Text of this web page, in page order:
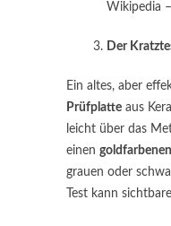
Wikipedia
Der
Ein altes, aber
Prüfplatte aus
leicht über das
einen
grauen oder
Test kann